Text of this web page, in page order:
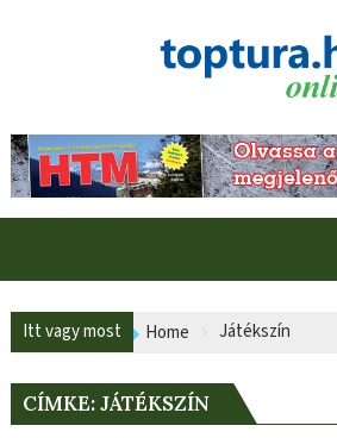
Itt vagy most Home Játékszín
CÍMKE:JÁTÉKSZÍN